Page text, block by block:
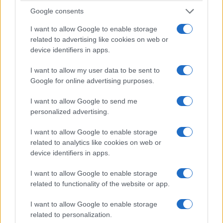
Google consents
I want to allow Google to enable storage
related to advertising like cookies on web or
device identifiers in apps.
I want to allow my user data to be sent to
Google for online advertising purposes.
I want to allow Google to send me
personalized advertising.
I want to allow Google to enable storage
related to analytics like cookies on web or
device identifiers in apps.
I want to allow Google to enable storage
related to functionality of the website or app.
I want to allow Google to enable storage
related to personalization.
mantenerle ocupado, Córdoba, con sus sinuosas
callejuelas, es un placer de visitar.
7. Málaga
Situada en la Costa del Sol, los rascacielos sin
alma deMálagaes una de las ciudades de España
que se está reinventando rápidamente. En los
últimos años han surgido numerosas galerías de
arte, lo que parece apropiado ya que es el lugar
de nacimiento de Picasso.Junto con algunos
lugares históricos encantadores
anfiteatro que data de la época romana y una
fortaleza árabe, tiene una escena culinaria
floreciente, así como una gran vida nocturna
para que los visitantes se suelten.